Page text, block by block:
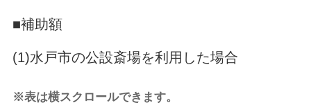
■補助額
(1)水戸市の公設斎場を利用した場合
※表は横スクロールできます。